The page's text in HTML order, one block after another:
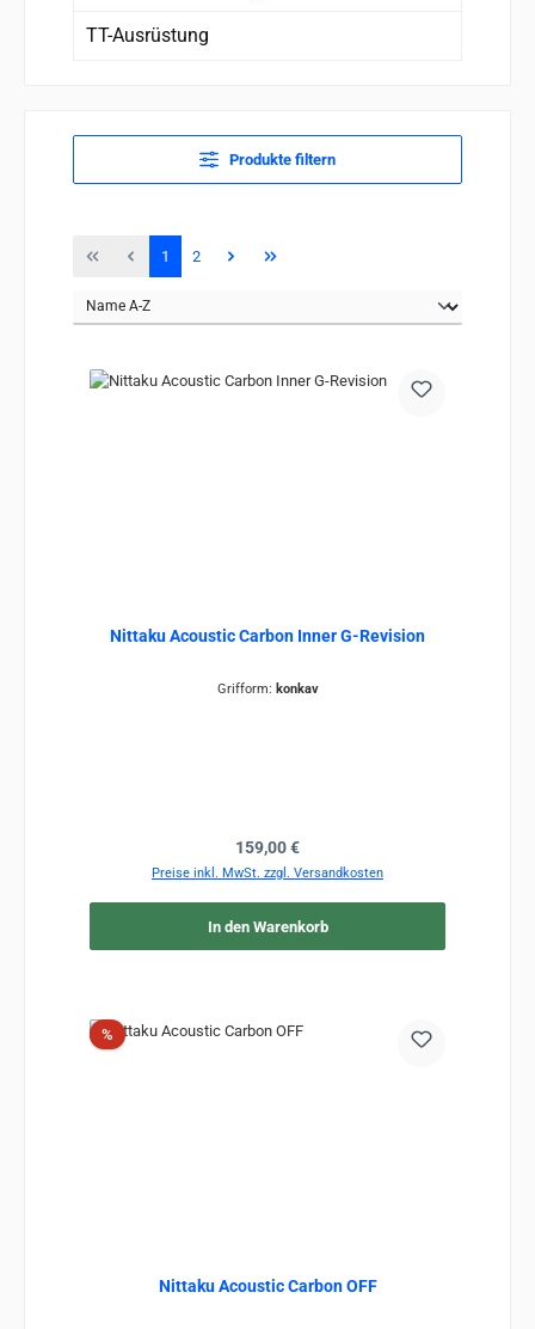
TT-Ausrüstung
Produkte filtern
Seite
1 Seite
2
Nittaku Acoustic Carbon Inner G-Revision
Grifform: konkav
Regulärer Preis:
159,00 €
Preise inkl. MwSt. zzgl. Versandkosten
In den Warenkorb
%Rabatt
Nittaku Acoustic Carbon OFF